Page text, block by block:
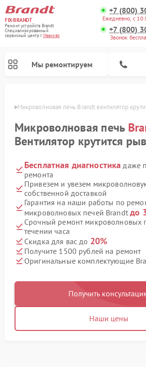
FIX-BRANDT
Ремонт устройств Brandt
Специализированный
cервисный центр г.Иваново
+7 (800)
Ежедневно, с
+7 (800)
Звонок
Мы ремонтируем
Микроволновая печь Brandt вентилятор
Микроволновая печь
Вентилятор крутится
Бесплатная диагностика даже
ремонта
Привезем и увезем
собственной доставкой
Гарантия на наши работы по
микроволновых печей Brandtдо
Срочный ремонт микроволновых
течении часа
Скидка для вас до 20%
Получите 1500 рублей на ремонт
Оригинальные комплектующие
Получить
Наши цены